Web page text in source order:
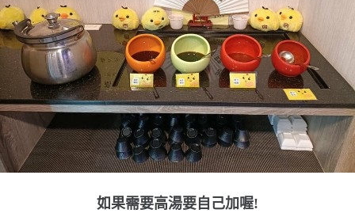
如果需要高湯要自己加喔!